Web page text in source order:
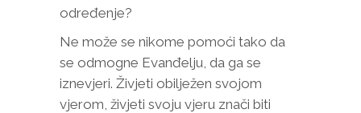
određenje?
Ne može se nikome pomoći tako da
se odmogne Evanđelju, da ga se
iznevjeri. Živjeti obilježen svojom
vjerom, živjeti svoju vjeru znači biti